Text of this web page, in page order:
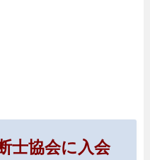
士協会に入会